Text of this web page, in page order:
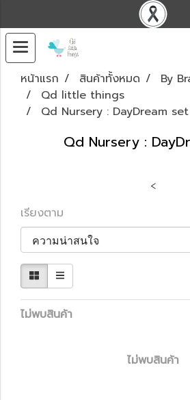
หน้าแรก สินค้าทั้งหมด
By
Qd little things
Qd Nursery : DayDream set
Qd Nursery :
<
เรียงตาม
ไม่พบสินค้า
ไม่พบสินค้า